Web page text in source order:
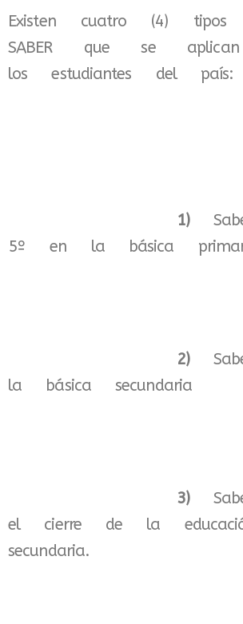
Existen cuatro (4) tipos
SABER que se
los estudiantes del país:
1)
5º en la básica
2)
la básica secundaria
3)
el cierre de la
secundaria.